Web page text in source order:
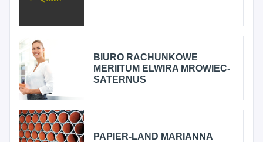
BIURO RACHUNKOWE
MERIITUM ELWIRA MROWIEC-
SATERNUS
PAPIER-LAND MARIANNA